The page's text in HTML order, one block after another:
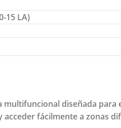
15 LA)
multifuncional diseñada
fácilmente a zonas